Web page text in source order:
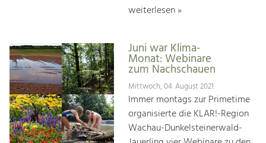
weiterlesen »
Juni war Klima-
Monat: Webinare
zum Nachschauen
Mittwoch, 04. August 2021
Immer montags zur Primetime
organisierte die KLAR!-Region
Wachau-Dunkelsteinerwald-